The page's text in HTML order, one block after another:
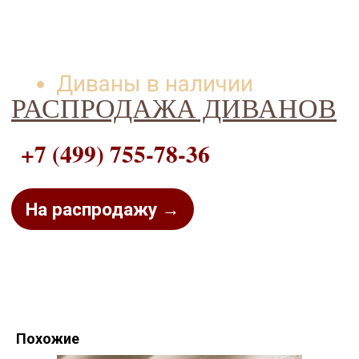
РАСПРОДАЖА ДИВАНОВ
На распродажу →
+7 (499) 755-78-36
Похожие